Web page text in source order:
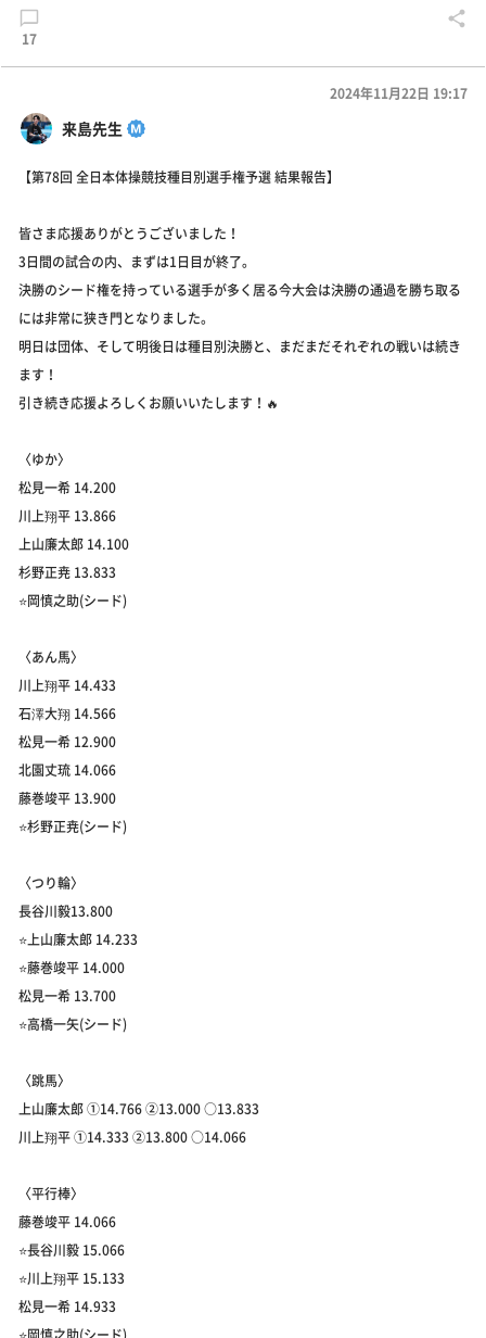
17
来島先生
2024年11月22日 19:17
【第78回 全日本体操競技種目別選手権予選 結果報告】
皆さま応援ありがとうございました！
3日間の試合の内、まずは1日目が終了。
決勝のシード権を持っている選手が多く居る今大会は決勝の通過を勝ち取る
には非常に狭き門となりました。
明日は団体、そして明後日は種目別決勝と、まだまだそれぞれの戦いは続き
ます！
引き続き応援よろしくお願いいたします！🔥
〈ゆか〉
松見一希 14.200
川上翔平 13.866
上山廉太郎 14.100
杉野正尭 13.833
⭐️岡慎之助(シード)
〈あん馬〉
川上翔平 14.433
石澤大翔 14.566
松見一希 12.900
北園丈琉 14.066
藤巻竣平 13.900
⭐️杉野正尭(シード)
〈つり輪〉
長谷川毅13.800
⭐️上山廉太郎 14.233
⭐️藤巻竣平 14.000
松見一希 13.700
⭐️高橋一矢(シード)
〈跳馬〉
上山廉太郎 ①14.766 ②13.000 ○13.833
川上翔平 ①14.333 ②13.800 ○14.066
〈平行棒〉
藤巻竣平 14.066
⭐️長谷川毅 15.066
⭐️川上翔平 15.133
松見一希 14.933